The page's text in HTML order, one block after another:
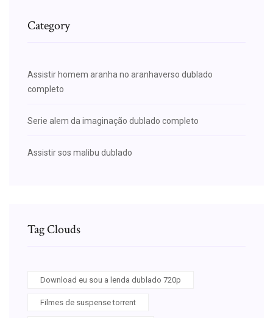
Category
Assistir homem aranha no aranhaverso dublado
completo
Serie alem da imaginação dublado completo
Assistir sos malibu dublado
Tag Clouds
Download eu sou a lenda dublado 720p
Filmes de suspense torrent